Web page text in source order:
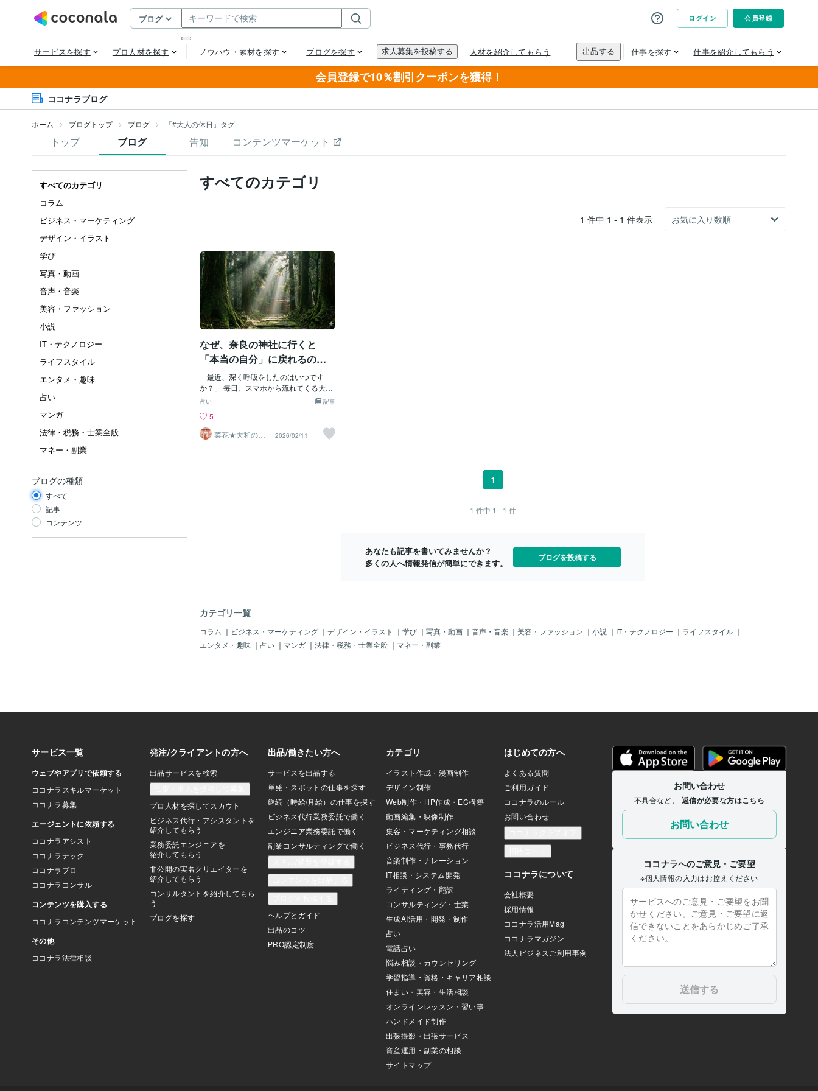
会員登録で10％割引クーポンを獲得！
ココナラブログ
ホーム ブログトップ ブログ 「#大人の休日」タグ
トップ ブログ 告知 コンテンツマーケット
すべてのカテゴリ
コラム
ビジネス・マーケティング
デザイン・イラスト
学び
写真・動画
音声・音楽
美容・ファッション
小説
IT・テクノロジー
ライフスタイル
エンタメ・趣味
占い
マンガ
法律・税務・士業全般
マネー・副業
ブログの種類
すべて
記事
コンテンツ
すべてのカテゴリ
1 件中 1 - 1 件表示
なぜ、奈良の神社に行くと
「本当の自分」に戻れるの
か。心理学が教える、心を整
える3つの魔法
「最近、深く呼吸をしたのはいつです
か？」 毎日、スマホから流れてくる大量
の情報。仕事のチャット、SNSの通知、
ちの脳は、まるで「ブラウザのタブを50
個くらい開きっぱなしにしている状態」
で、常にフル回転しています。 「なんだ
ると、脳のスイッチが切り替わる（境界
線効果） 神社の入り口にある鳥居。心理
学的に見ると、これは強力な 「心理的境
界線（バウンダリー）」の役割を果たし
ています。 私たちの心は、場所と記憶を
に、原生林や深い緑に包まれていること
が多いのが特徴です。 その「圧倒的な非
日常感」が、オンからオフへの切り替え
をより鮮明にし、強制的に
記事
占い
5
菜花★大和の神
縁つなぎ・ご縁
2026/02/11
1
1 件中 1 - 1 件
あなたも記事を書いてみませんか？
多くの人へ情報発信が簡単にできます。
ブログを投稿する
カテゴリ一覧
コラム ｜ ビジネス・マーケティング ｜ デザイン・イラスト ｜ 学び ｜ 写真・動画 ｜ 音声・音楽 ｜ 美容・ファッション ｜ 小説 ｜ IT・テクノロジー ｜ ライフスタイル ｜
エンタメ・趣味 ｜ 占い ｜ マンガ ｜ 法律・税務・士業全般 ｜ マネー・副業